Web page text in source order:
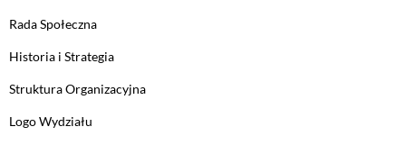
Rada Społeczna
Historia i Strategia
Struktura Organizacyjna
Logo Wydziału